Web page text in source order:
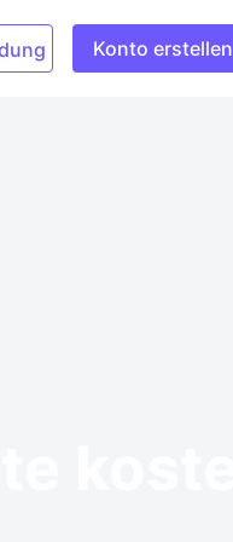
Konto erstellen